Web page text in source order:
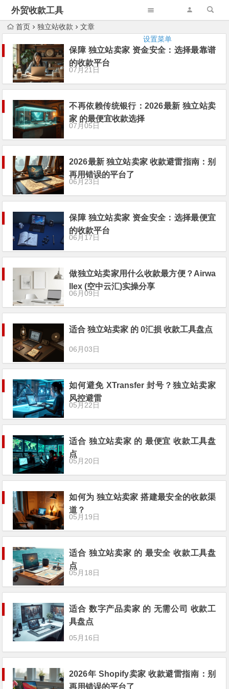
外贸收款工具
设置菜单
首页 独立站收款 文章
保障 独立站卖家 资金安全：选择最靠谱
的收款平台
07月21日
不再依赖传统银行：2026最新 独立站卖
家 的最便宜收款选择
07月05日
2026最新 独立站卖家 收款避雷指南：别
再用错误的平台了
06月23日
保障 独立站卖家 资金安全：选择最便宜
的收款平台
06月17日
做独立站卖家用什么收款最方便？Airwa
llex (空中云汇)实操分享
06月09日
适合 独立站卖家 的 0汇损 收款工具盘点
06月03日
如何避免 XTransfer 封号？独立站卖家
风控避雷
05月22日
适合 独立站卖家 的 最便宜 收款工具盘
点
05月20日
如何为 独立站卖家 搭建最安全的收款渠
道？
05月19日
适合 独立站卖家 的 最安全 收款工具盘
点
05月18日
适合 数字产品卖家 的 无需公司 收款工
具盘点
05月16日
2026年 Shopify卖家 收款避雷指南：别
再用错误的平台了